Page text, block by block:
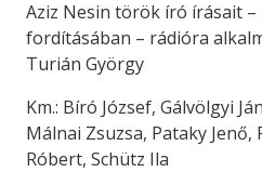
Aziz Nesin török író írásait –
fordításában – rádióra
Turián György
Km.: Bíró József, Gálvölgyi
Málnai Zsuzsa, Pataky Jenő,
Róbert, Schütz Ila